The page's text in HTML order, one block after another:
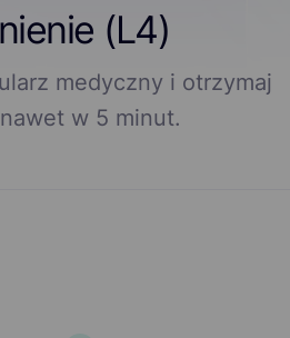
(L4)
medyczny i otrzymaj
w 5 minut.